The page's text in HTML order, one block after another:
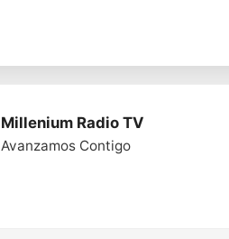
Millenium Radio TV
Avanzamos Contigo